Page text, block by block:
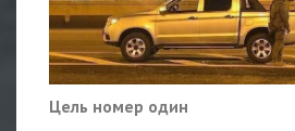
Цель номер один